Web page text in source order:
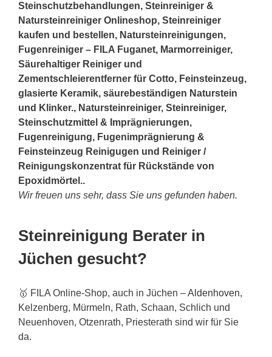
Steinschutzbehandlungen, Steinreiniger &
Natursteinreiniger Onlineshop, Steinreiniger
kaufen und bestellen, Natursteinreinigungen,
Fugenreiniger – FILA Fuganet, Marmorreiniger,
Säurehaltiger Reiniger und
Zementschleierentferner für Cotto, Feinsteinzeug,
glasierte Keramik, säurebeständigen Naturstein
und Klinker., Natursteinreiniger, Steinreiniger,
Steinschutzmittel & Imprägnierungen,
Fugenreinigung, Fugenimprägnierung &
Feinsteinzeug Reinigugen und Reiniger /
Reinigungskonzentrat für Rückstände von
Epoxidmörtel..
Wir freuen uns sehr, dass Sie uns gefunden haben.
Steinreinigung Berater in
Jüchen gesucht?
🥇 FILA Online-Shop, auch in Jüchen –Aldenhoven,
Kelzenberg, Mürmeln, Rath, Schaan, Schlich und
Neuenhoven, Otzenrath, Priesterath sind wir für Sie
da.